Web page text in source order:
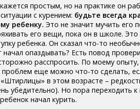
простым, но на практике он
с курением: будьте всегда
ребенку. Это не значит мучить его
его вещи, пока он в школе.
ребенка. Он сказал что-то
опаздывать? Есть повод
расспросить. По моему опыту,
еще можно что-то сделать,
в этом возрасте –
убедительно). Но пора переходить
начал курить.